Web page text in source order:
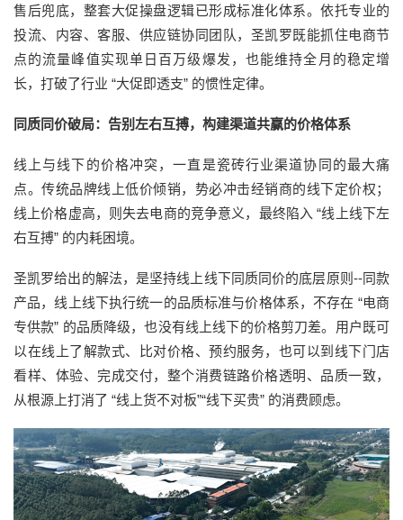
售后兜底，整套大促操盘逻辑已形成标准化体系。依托专业的
投流、内容、客服、供应链协同团队，圣凯罗既能抓住电商节
点的流量峰值实现单日百万级爆发，也能维持全月的稳定增
长，打破了行业 “大促即透支” 的惯性定律。
同质同价破局：告别左右互搏，构建渠道共赢的价格体系
线上与线下的价格冲突，一直是瓷砖行业渠道协同的最大痛
点。传统品牌线上低价倾销，势必冲击经销商的线下定价权；
线上价格虚高，则失去电商的竞争意义，最终陷入 “线上线下左
右互搏” 的内耗困境。
圣凯罗给出的解法，是坚持线上线下同质同价的底层原则--同款
产品，线上线下执行统一的品质标准与价格体系，不存在 “电商
专供款” 的品质降级，也没有线上线下的价格剪刀差。用户既可
以在线上了解款式、比对价格、预约服务，也可以到线下门店
看样、体验、完成交付，整个消费链路价格透明、品质一致，
从根源上打消了 “线上货不对板”“线下买贵” 的消费顾虑。